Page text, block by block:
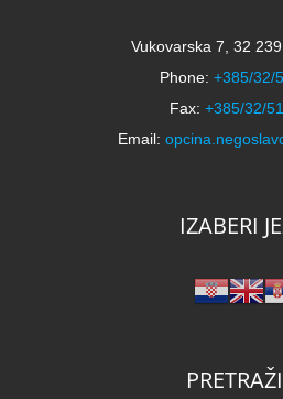
Vukovarska 7, 32
Phone: +385/32/
Fax: +385/32/
Email:
IZABERI